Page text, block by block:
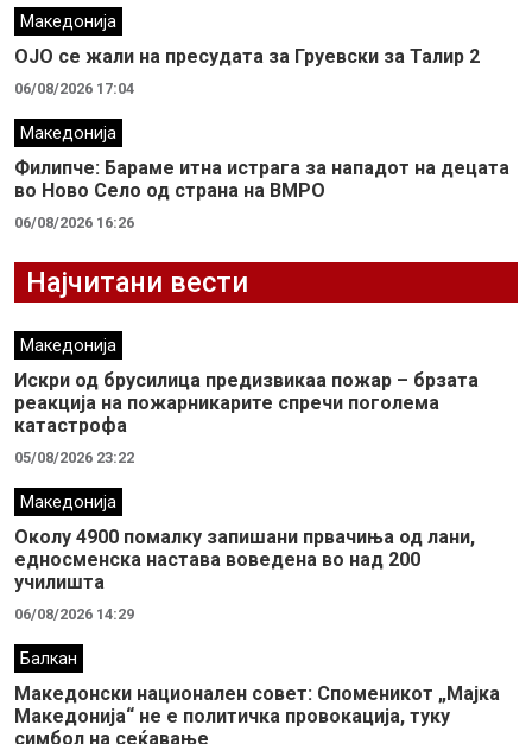
Македонија
ОЈО се жали на пресудата за Груевски за Талир 2
06/08/2026 17:04
Македонија
Филипче: Бараме итна истрага за нападот на децата
во Ново Село од страна на ВМРО
06/08/2026 16:26
Најчитани вести
Македонија
Искри од брусилица предизвикаа пожар – брзата
реакција на пожарникарите спречи поголема
катастрофа
05/08/2026 23:22
Македонија
Околу 4900 помалку запишани првачиња од лани,
едносменска настава воведена во над 200
училишта
06/08/2026 14:29
Балкан
Македонски национален совет: Споменикот „Мајка
Македонија“ не е политичка провокација, туку
симбол на сеќавање